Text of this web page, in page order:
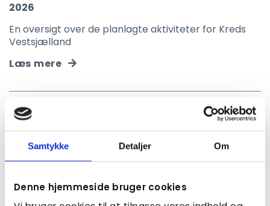
Samtykke Detaljer Om
Denne hjemmeside bruger cookies
2026
En oversigt over de planlagte aktiviteter for Kreds
Vestsjælland
Læs mere